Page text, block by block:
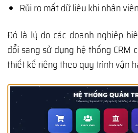
Rủi ro mất dữ liệu khi nhân
Đó là lý do các doanh nghiệp
đổi sang sử dụng hệ thống CRM
thiết kế riêng theo quy trình vận